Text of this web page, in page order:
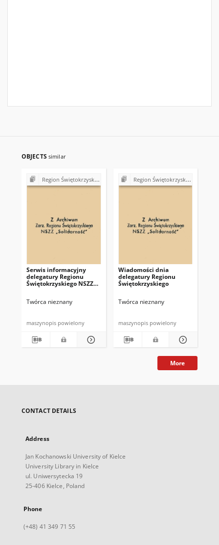
OBJECTS similar
Region Świętokrzyski NSZZ "Solidarność". Delegatura Starachowice
Serwis informacyjny
delegatury Regionu
Świętokrzyskiego NSZZ
Twórca nieznany
maszynopis powielony
Region Świętokrzyski NSZZ "Solidarność". Delegatura Starachowice
Wiadomości dnia
delegatury Regionu
Świętokrzyskiego
Twórca nieznany
maszynopis powielony
More
CONTACT DETAILS
Address
Jan Kochanowski University of Kielce
University Library in Kielce
ul. Uniwersytecka 19
25-406 Kielce, Poland
Phone
(+48) 41 349 71 55